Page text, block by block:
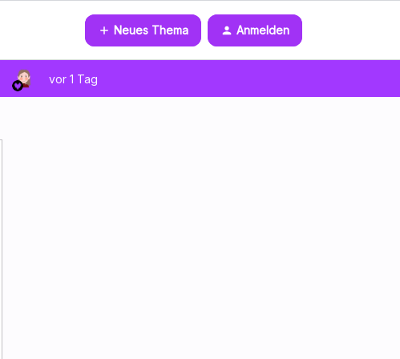
Neues Thema Anmelden
vor 1 Tag